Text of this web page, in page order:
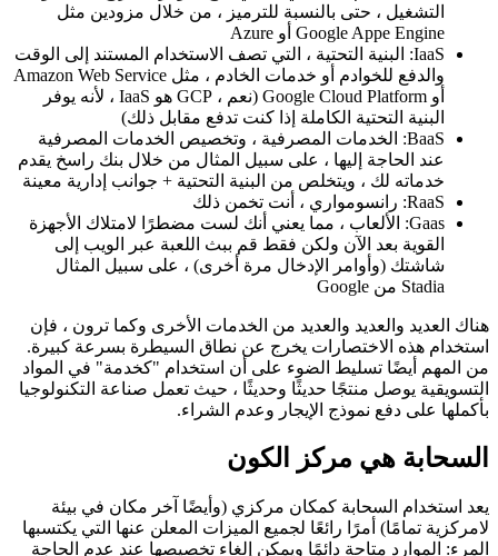
SaaS: البرامج والتراخيص لا تُباع بالكامل أبدًا ولكن يتم تأجيرها
فقط ، على سبيل المثال عند استخدام أي منتج مع خطة
PaaS: النظام الأساسي ، الذي يتيح التوفر السريع لبيئات وقت
التشغيل ، حتى بالنسبة للترميز ، من خلال مزودين مثل
Google Appe Engine أو Azure
IaaS: البنية التحتية ، التي تصف الاستخدام المستند إلى الوقت
والدفع للخوادم أو خدمات الخادم ، مثل Amazon Web Service
أو Google Cloud Platform (نعم ، GCP هو IaaS ، لأنه يوفر
البنية التحتية الكاملة إذا كنت تدفع مقابل ذلك)
BaaS: الخدمات المصرفية ، وتخصيص الخدمات المصرفية
عند الحاجة إليها ، على سبيل المثال من خلال بنك راسخ يقدم
خدماته لك ، ويتخلص من البنية التحتية + جوانب إدارية معينة
RaaS: رانسومواري ، أنت تخمن ذلك
Gaas: الألعاب ، مما يعني أنك لست مضطرًا لامتلاك الأجهزة
شاشتك (وأوامر الإدخال مرة أخرى) ، على سبيل المثال
Stadia من Google
هناك العديد والعديد والعديد من الخدمات الأخرى وكما ترون ، فإن
استخدام هذه الاختصارات يخرج عن نطاق السيطرة بسرعة كبيرة.
التسويقية يوصل منتجًا حديثًا وحديثًا ، حيث تعمل صناعة التكنولوجيا
بأكملها على دفع نموذج الإيجار وعدم الشراء.
السحابة هي مركز الكون